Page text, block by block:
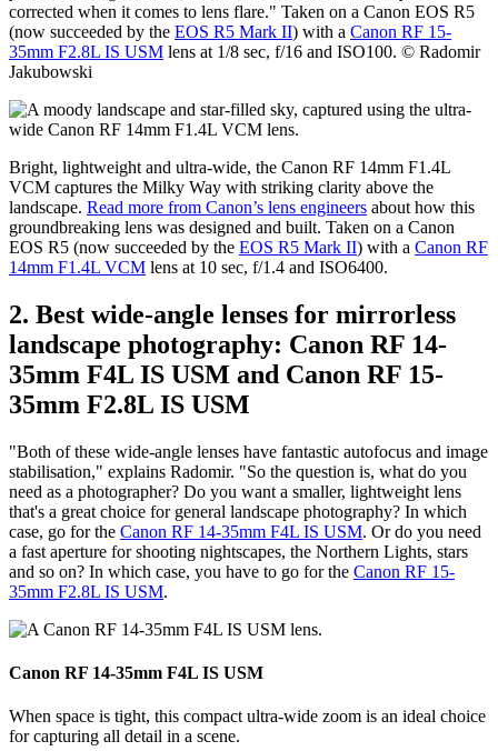
"With the Canon RF 15-35mm F2.8L IS USM and RF 14-35mm
F4L IS USM lenses, you're able to capture the best sun star by
setting an aperture of f/16 or f/22," says Radomir. "These Canon
lenses are two of the best I've used for sun stars. And, also, when
corrected when it comes to lens flare." Taken on a Canon EOS R5
(now succeeded by the EOS R5 Mark II) with a
Jakubowski
Bright, lightweight and ultra-wide, the Canon RF 14mm F1.4L
landscape. Read more from Canon’s lens engineersabout how this
groundbreaking lens was designed and built. Taken on a Canon
EOS R5 (now succeeded by theEOS R5 Mark II) with a Canon RF
14mm F1.4L VCMlens at 10 sec, f/1.4 and ISO6400.
2. Best wide-angle lenses for mirrorless
landscape photography: Canon RF 14-
35mm F4L IS USM and Canon RF 15-
35mm F2.8L IS USM
"Both of these wide-angle lenses have fantastic autofocus and image
stabilisation," explains Radomir. "So the question is, what do you
need as a photographer? Do you want a smaller, lightweight lens
case, go for the Canon RF 14-35mm F4L IS USM
and so on? In which case, you have to go for the